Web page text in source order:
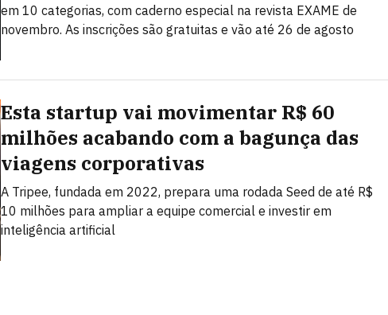
em 10 categorias, com caderno especial na revista EXAME de
novembro. As inscrições são gratuitas e vão até 26 de agosto
Esta startup vai movimentar R$ 60
milhões acabando com a bagunça das
viagens corporativas
A Tripee, fundada em 2022, prepara uma rodada Seed de até R$
10 milhões para ampliar a equipe comercial e investir em
inteligência artificial